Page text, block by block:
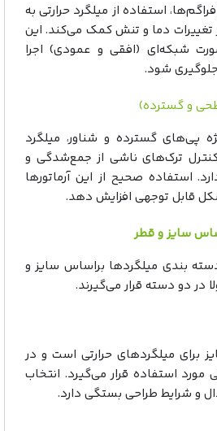
استفاده از میلگرد حرارتی به
تغییرات دما و تنش کمک می‌کند. این
شبکه‌ای (افقی و عمودی) اجرا
شود.
و گسترده)
پی‌های گسترده و شناور، میلگرد
ترک‌های ناشی از جمع‌شدگی و
استفاده صحیح از این آرماتورها
قابل توجهی افزایش دهد.
سایز و قطر
بندی میلگردها براساس سایز و
دو دسته قرار می‌گیرند.
برای میلگردهای حرارتی است و در
استفاده قرار می‌گیرد. انتخاب
شرایط طراحی بستگی دارد.